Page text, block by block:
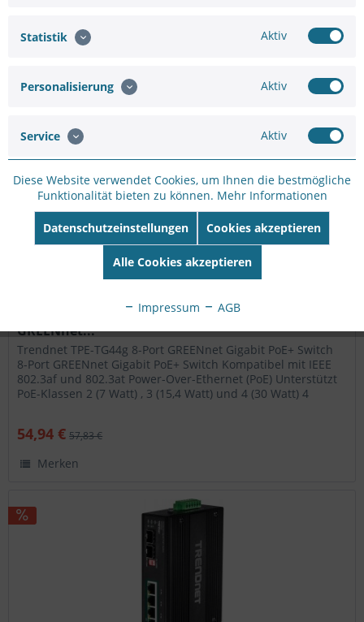
Schaltkapazität und eine PoE Gesamtleistung in Höhe von
30 Watt. Stecken Sie...
TRENDnet TPE-TG44g 8-Port PoE Switch
GREENnet...
Trendnet TPE-TG44g 8-Port GREENnet Gigabit PoE+ Switch
8-Port GREENnet Gigabit PoE+ Switch Kompatibel mit IEEE
802.3af und 802.3at Power-Over-Ethernet (PoE) Unterstützt
PoE-Klassen 2 (7 Watt) , 3 (15,4 Watt) und 4 (30 Watt) 4
54,94 € 57,83 €
Merken
Statistik Aktiv
Personalisierung Aktiv
Service Aktiv
Diese Website verwendet Cookies, um Ihnen die bestmögliche
Funktionalität bieten zu können. Mehr Informationen
Datenschutzeinstellungen Cookies akzeptieren
Alle Cookies akzeptieren
Impressum AGB